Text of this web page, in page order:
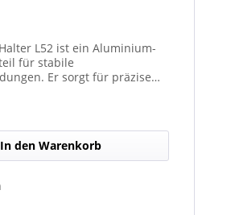
L52 ist ein Aluminium-
für stabile
Er sorgt für präzise
korrosionsbeständige
In den Warenkorb